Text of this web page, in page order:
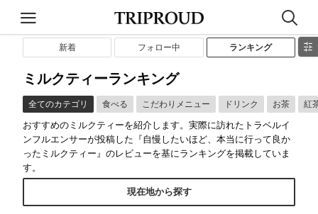
新着 フォロー中 ランキング
ミルクティーランキング
全てのカテゴリ 食べる こだわりメニュー ドリンク お茶 紅
おすすめのミルクティーを紹介します。実際に訪れたトラベルイ
ンフルエンサーが投稿した『自慢したいほど、本当に行って良か
ったミルクティー』のレビューを基にランキングを掲載していま
す。
現在地から探す